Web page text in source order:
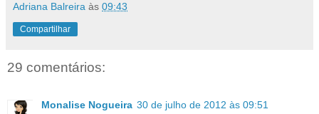
Adriana Balreira às 09:43
Compartilhar
29 comentários:
Monalise Nogueira 30 de julho de 2012 às 09:51